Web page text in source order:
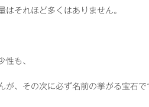
それほど多くはありません。
性も、
、その次に必ず名前の挙がる宝石で